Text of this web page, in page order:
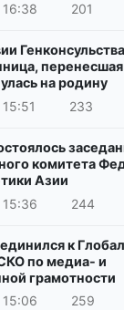
16:38
201
перенесшая
на родину
233
комитета
Азии
15:36
244
к
по медиа- и
грамотности
15:06
259